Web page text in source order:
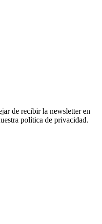
de recibir la newsletter en
política de privacidad.